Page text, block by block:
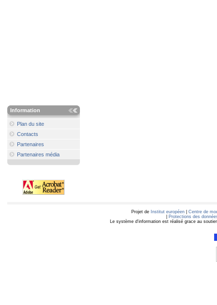
Information
Plan du site
Contacts
Partenaires
Partenaires média
Projet de Institut européen
Centre de
Protections des
Le système d'information est réalisé grace au